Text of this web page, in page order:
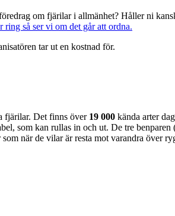
om fjärilar i allmänhet? Håller ni
ring så ser vi om det går att ordna.
tar ut en kostnad för.
fjärilar. Det finns över 19 000 kända arter
som kan rullas in och ut. De tre
när de vilar är resta mot varandra över